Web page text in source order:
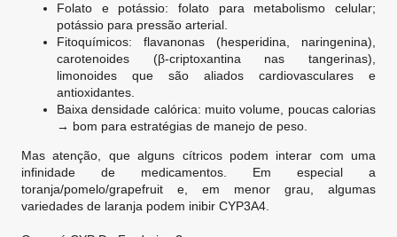
Folato e potássio: folato para metabolismo celular;
potássio para pressão arterial.
Fitoquímicos: flavanonas (hesperidina, naringenina),
carotenoides (β-criptoxantina nas tangerinas),
limonoides que são aliados cardiovasculares e
antioxidantes.
Baixa densidade calórica: muito volume, poucas calorias
→ bom para estratégias de manejo de peso.
Mas atenção, que alguns cítricos podem interar com uma
infinidade de medicamentos. Em especial a
toranja/pomelo/grapefruit e, em menor grau, algumas
variedades de laranja podem inibir CYP3A4.